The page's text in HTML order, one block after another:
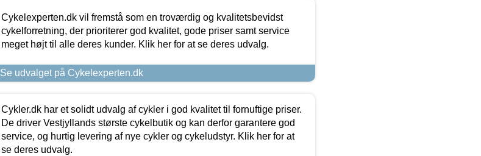
Cykelexperten.dk vil fremstå som en troværdig og kvalitetsbevidst
cykelforretning, der prioriterer god kvalitet, gode priser samt service
meget højt til alle deres kunder. Klik her for at se deres udvalg.
Se udvalget på Cykelexperten.dk
Cykler.dk har et solidt udvalg af cykler i god kvalitet til fornuftige priser.
De driver Vestjyllands største cykelbutik og kan derfor garantere god
service, og hurtig levering af nye cykler og cykeludstyr. Klik her for at
se deres udvalg.